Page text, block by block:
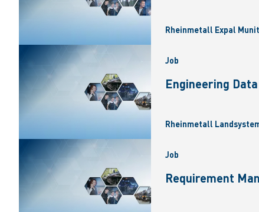
Rheinmetall Expal
Job
Engineering
Rheinmetall
Job
Requirement